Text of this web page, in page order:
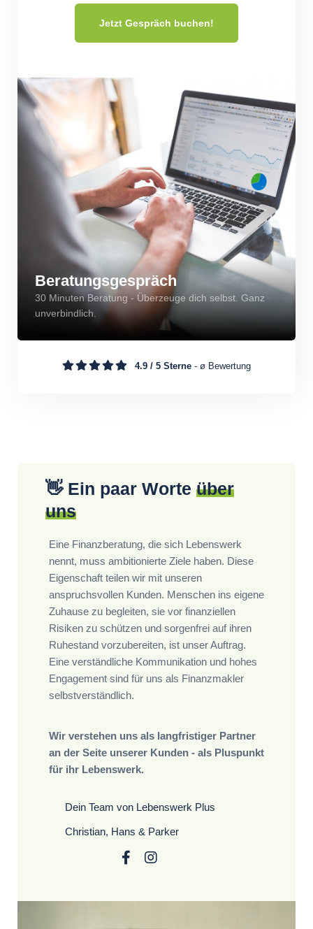
Jetzt Gespräch buchen!
Beratungsgespräch
30 Minuten Beratung - Überzeuge dich selbst. Ganz
unverbindlich.
4.9 / 5 Sterne - ø Bewertung
👋 Ein paar Worte über
uns
Eine Finanzberatung, die sich Lebenswerk
nennt, muss ambitionierte Ziele haben. Diese
Eigenschaft teilen wir mit unseren
anspruchsvollen Kunden. Menschen ins eigene
Zuhause zu begleiten, sie vor finanziellen
Risiken zu schützen und sorgenfrei auf ihren
Ruhestand vorzubereiten, ist unser Auftrag.
Eine verständliche Kommunikation und hohes
Engagement sind für uns als Finanzmakler
selbstverständlich.
Wir verstehen uns als langfristiger Partner
an der Seite unserer Kunden - als Pluspunkt
für ihr Lebenswerk.
Dein Team von Lebenswerk Plus
Christian, Hans & Parker